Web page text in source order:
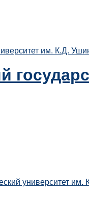
им. К.Д.
университет им.